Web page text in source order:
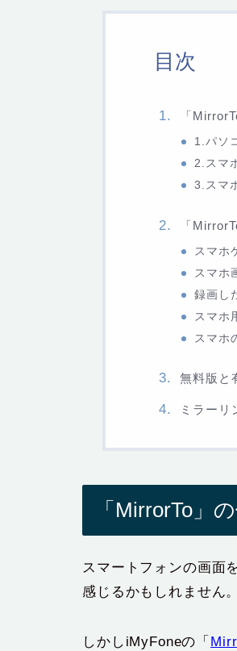
目次
「
1.パソ
2.スマ
3.スマ
「
スマホ
スマホ
録画し
スマホ
スマホ
無料版と
ミラーリ
「MirrorTo」
スマートフォンの画面
感じるかもしれません。
しかしiMyFoneの「